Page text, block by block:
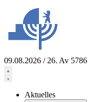
springen
09.08.2026 / 26. Av 5786
Aktuelles